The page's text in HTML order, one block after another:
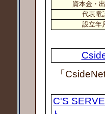
資本金・
代表電
設立年
「
C'S